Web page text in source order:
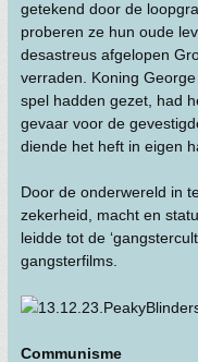
getekend door de
proberen ze hun oude
desastreus afgelopen
verraden. Koning
spel hadden gezet, had
gevaar voor de
diende het heft in eigen
Door de onderwereld in
zekerheid, macht en
leidde tot de
gangsterfilms.
Communisme